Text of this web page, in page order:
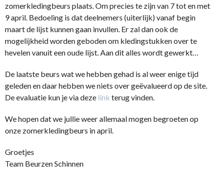
zomerkledingbeurs plaats. Om precies te zijn van 7 tot en met
9 april. Bedoeling is dat deelnemers (uiterlijk) vanaf begin
maart de lijst kunnen gaan invullen. Er zal dan ook de
mogelijkheid worden geboden om kledingstukken over te
hevelen vanuit een oude lijst. Aan dit alles wordt gewerkt…
De laatste beurs wat we hebben gehad is al weer enige tijd
geleden en daar hebben we niets over geëvalueerd op de site.
De evaluatie kun je via deze link terug vinden.
We hopen dat we jullie weer allemaal mogen begroeten op
onze zomerkledingbeurs in april.
Groetjes
Team Beurzen Schinnen